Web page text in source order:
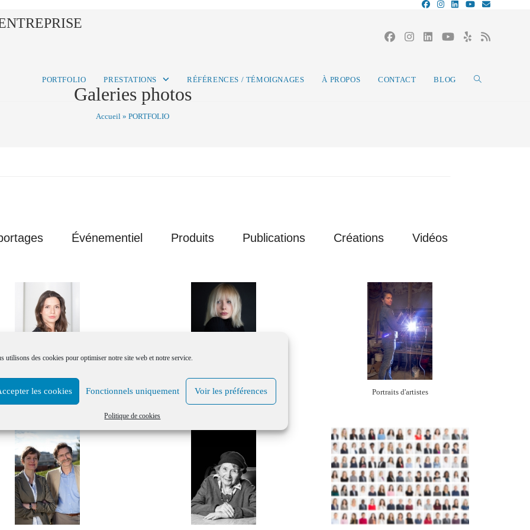
utilisons des cookies pour optimiser notre site web et notre service.
les cookies Fonctionnels uniquement Voir les préférences
Politique de cookies
PORTFOLIO PRESTATIONS RÉFÉRENCES / TÉMOIGNAGES À PROPOS CONTACT BLOG
Galeries photos
Accueil » PORTFOLIO
Événementiel Produits Publications Créations Vidéos
corporate en situation Portraits couleur Portraits d'artistes